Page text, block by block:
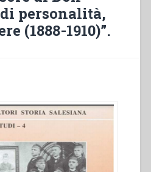
personalità,
(1888-1910)”.